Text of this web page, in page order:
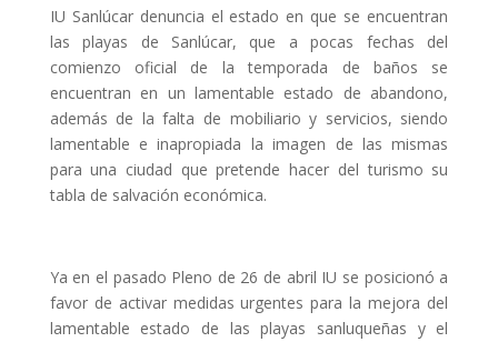
IU Sanlúcar denuncia el estado en que se encuentran
las playas de Sanlúcar, que a pocas fechas del
comienzo oficial de la temporada de baños se
encuentran en un lamentable estado de abandono,
además de la falta de mobiliario y servicios, siendo
lamentable e inapropiada la imagen de las mismas
para una ciudad que pretende hacer del turismo su
tabla de salvación económica.
Ya en el pasado Pleno de 26 de abril IU se posicionó a
favor de activar medidas urgentes para la mejora del
lamentable estado de las playas sanluqueñas y el